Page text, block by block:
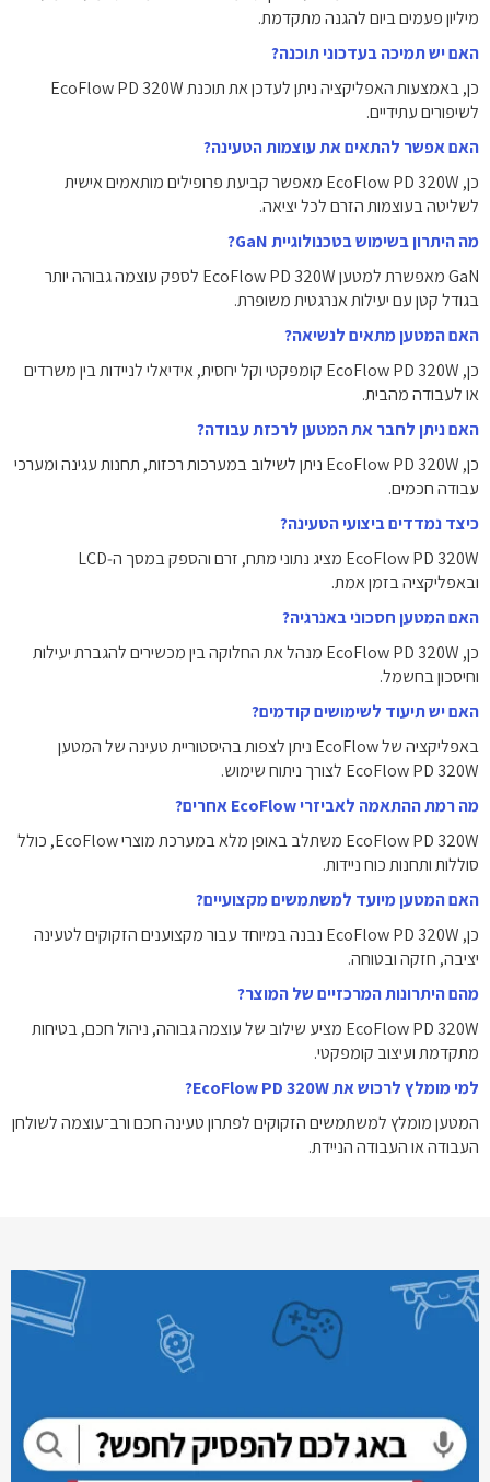
מיליון פעמים ביום להגנה מתקדמת.
האם יש תמיכה בעדכוני תוכנה?
כן, באמצעות האפליקציה ניתן לעדכן את תוכנת EcoFlow PD 320W
לשיפורים עתידיים.
האם אפשר להתאים את עוצמות הטעינה?
כן, EcoFlow PD 320W מאפשר קביעת פרופילים מותאמים אישית
לשליטה בעוצמות הזרם לכל יציאה.
מה היתרון בשימוש בטכנולוגיית GaN?
GaN מאפשרת למטען EcoFlow PD 320W לספק עוצמה גבוהה יותר
בגודל קטן עם יעילות אנרגטית משופרת.
האם המטען מתאים לנשיאה?
כן, EcoFlow PD 320W קומפקטי וקל יחסית, אידיאלי לניידות בין משרדים
או לעבודה מהבית.
האם ניתן לחבר את המטען לרכזת עבודה?
כן, EcoFlow PD 320W ניתן לשילוב במערכות רכזות, תחנות עגינה ומערכי
עבודה חכמים.
כיצד נמדדים ביצועי הטעינה?
EcoFlow PD 320W מציג נתוני מתח, זרם והספק במסך ה‑LCD
ובאפליקציה בזמן אמת.
האם המטען חסכוני באנרגיה?
כן, EcoFlow PD 320W מנהל את החלוקה בין מכשירים להגברת יעילות
וחיסכון בחשמל.
האם יש תיעוד לשימושים קודמים?
באפליקציה של EcoFlow ניתן לצפות בהיסטוריית טעינה של המטען
EcoFlow PD 320W לצורך ניתוח שימוש.
מה רמת ההתאמה לאביזרי EcoFlow אחרים?
EcoFlow PD 320W משתלב באופן מלא במערכת מוצרי EcoFlow, כולל
סוללות ותחנות כוח ניידות.
האם המטען מיועד למשתמשים מקצועיים?
כן, EcoFlow PD 320W נבנה במיוחד עבור מקצוענים הזקוקים לטעינה
יציבה, חזקה ובטוחה.
מהם היתרונות המרכזיים של המוצר?
EcoFlow PD 320W מציע שילוב של עוצמה גבוהה, ניהול חכם, בטיחות
מתקדמת ועיצוב קומפקטי.
למי מומלץ לרכוש את EcoFlow PD 320W?
המטען מומלץ למשתמשים הזקוקים לפתרון טעינה חכם ורב־עוצמה לשולחן
העבודה או העבודה הניידת.